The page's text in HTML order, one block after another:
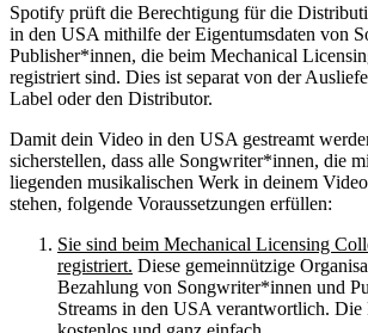
Spotify prüft die Berechtigung für die
in den USA mithilfe der Eigentumsdaten von
Publisher*innen, die beim Mechanical
registriert sind. Dies ist separat von der
Label oder den Distributor.
Damit dein Video in den USA gestreamt
sicherstellen, dass alle Songwriter*innen, die
liegenden musikalischen Werk in deinem
stehen, folgende Voraussetzungen erfüllen:
Sie sind beim Mechanical Licensing
registriert. Diese gemeinnützige
Bezahlung von Songwriter*innen und
Streams in den USA verantwortlich. Die